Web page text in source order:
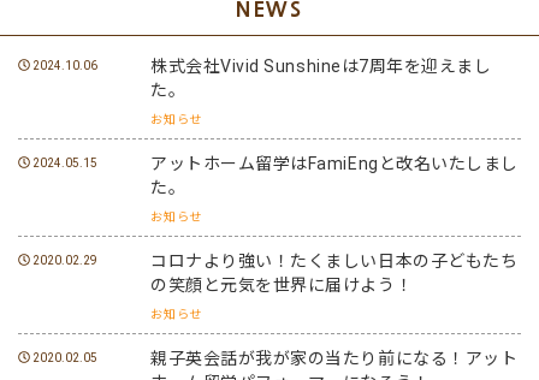
NEWS
2024.10.06
株式会社Vivid Sunshineは7周年を迎えまし
た。
お知らせ
2024.05.15
アットホーム留学はFamiEngと改名いたしまし
た。
お知らせ
2020.02.29
コロナより強い！たくましい日本の子どもたち
の笑顔と元気を世界に届けよう！
お知らせ
2020.02.05
親子英会話が我が家の当たり前になる！アット